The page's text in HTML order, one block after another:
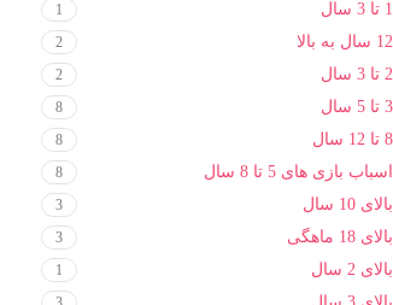
1 تا 3 سال 1
12 سال به بالا 2
2 تا 3 سال 2
3 تا 5 سال 8
8 تا 12 سال 8
اسباب بازی های 5 تا 8 سال 8
بالای 10 سال 3
بالای 18 ماهگی 3
بالای 2 سال 1